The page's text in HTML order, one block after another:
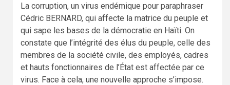
La corruption, un virus endémique pour paraphraser
Cédric BERNARD, qui affecte la matrice du peuple et
qui sape les bases de la démocratie en Haïti. On
constate que l’intégrité des élus du peuple, celle des
membres de la société civile, des employés, cadres
et hauts fonctionnaires de l’État est affectée par ce
virus. Face à cela, une nouvelle approche s’impose.